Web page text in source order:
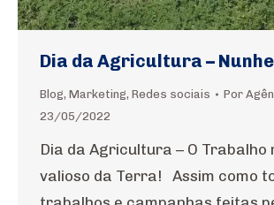
Dia da Agricultura –
Blog, Marketing, Redes sociais Por
23/05/2022
Dia da Agricultura – O Trabalho
valioso da Terra! Assim como